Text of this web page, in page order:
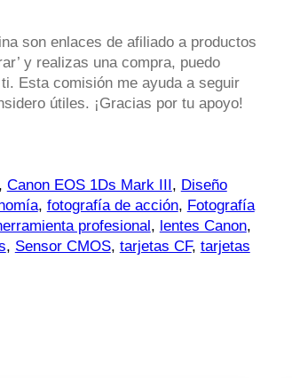
son enlaces de afiliado a productos
y realizas una compra, puedo
Esta comisión me ayuda a seguir
útiles. ¡Gracias por tu apoyo!
Canon EOS 1Ds Mark III, Diseño
, fotografía de acción, Fotografía
profesional, lentes Canon,
, Sensor CMOS, tarjetas CF, tarjetas